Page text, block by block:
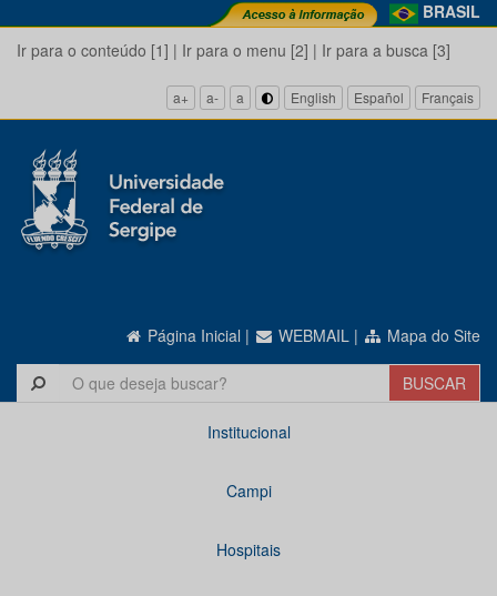
BRASIL
Ir para o conteúdo [1] | Ir para o menu [2] | Ir para a busca [3]
a+ a- a English Español Français
Página Inicial | WEBMAIL | Mapa do Site
Institucional
Campi
Hospitais